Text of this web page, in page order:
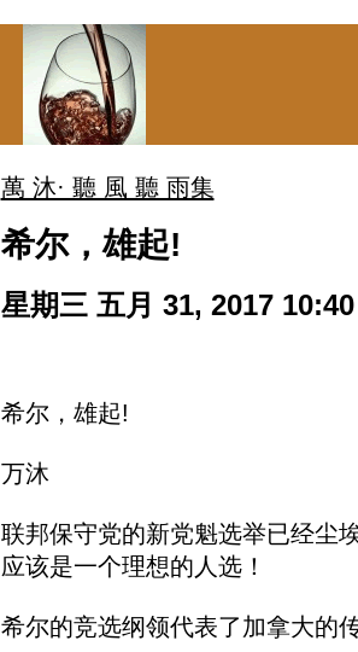
萬 沐· 聽 風 聽 雨集
希尔，雄起!
星期三 五月 31, 2017
希尔，雄起!
万沐
联邦保守党的新党魁选举已经尘
应该是一个理想的人选！
希尔的竞选纲领代表了加拿大的